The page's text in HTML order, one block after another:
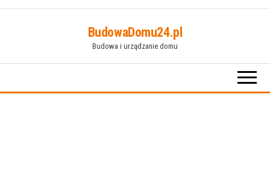
BudowaDomu24.pl
Budowa i urządzanie domu